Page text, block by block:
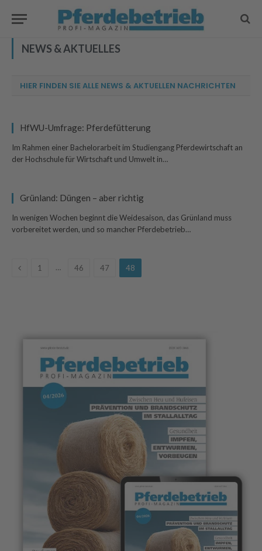
NEWS & AKTUELLES
HIER FINDEN SIE ALLE NEWS & AKTUELLEN NACHRICHTEN
HfWU-Umfrage: Pferdefütterung
Im Rahmen einer Bachelorarbeit im Studiengang Pferdewirtschaft an
der Hochschule für Wirtschaft und Umwelt in…
Grünland: Düngen – aber richtig
In wenigen Wochen beginnt die Weidesaison, das Grünland muss
vorbereitet werden, und so mancher Pferdebetrieb…
Previous
1 … 46 47 48